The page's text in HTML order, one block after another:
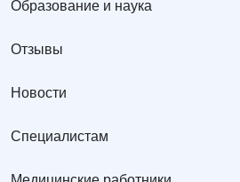
Образование и наука
Отзывы
Новости
Специалистам